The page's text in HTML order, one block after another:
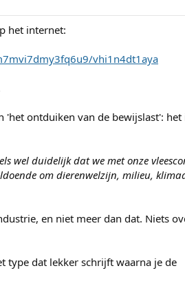
het internet:
vhi1n4dt1aya
'het ontduiken van de bewijslast': het
wel duidelijk dat we met onze
om dierenwelzijn, milieu,
en niet meer dan dat. Niets
type dat lekker schrijft waarna je de